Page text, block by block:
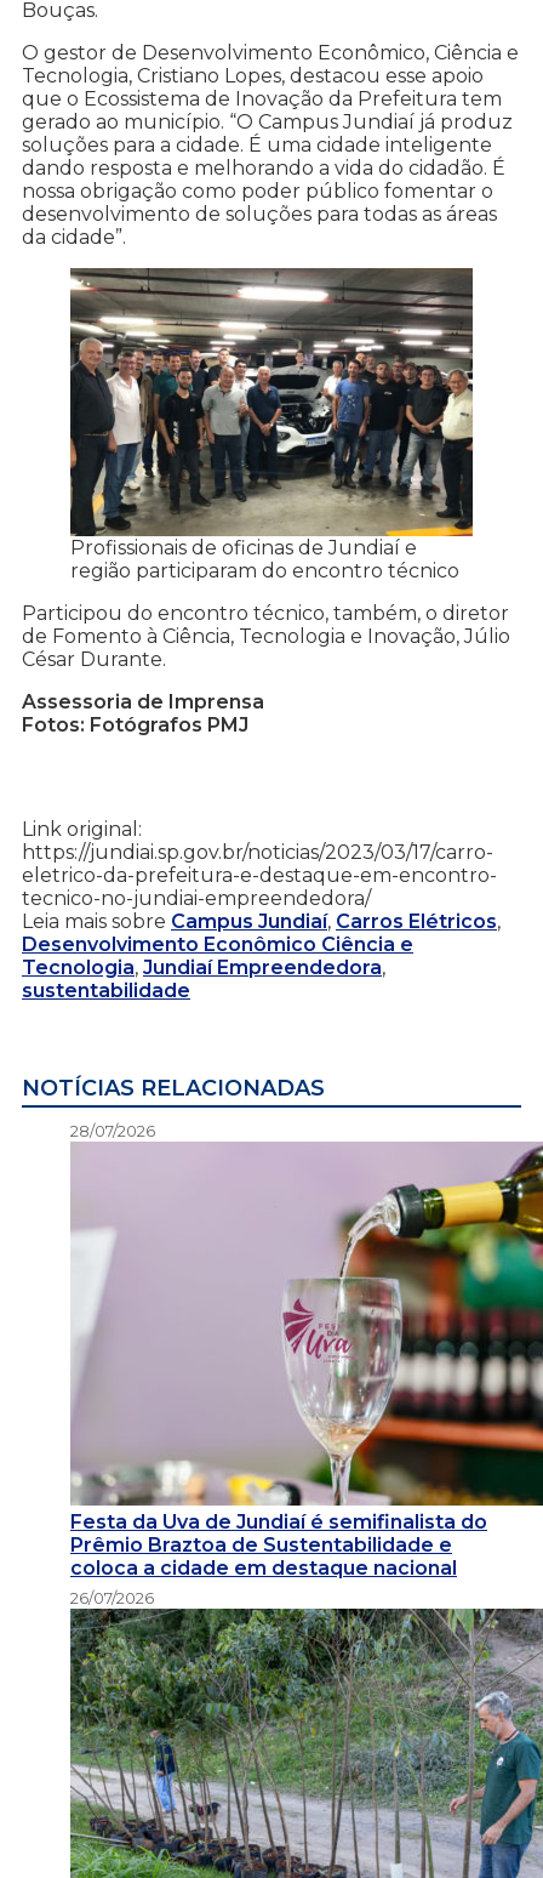
Bouças.
O gestor de Desenvolvimento Econômico, Ciência e
Tecnologia, Cristiano Lopes, destacou esse apoio
que o Ecossistema de Inovação da Prefeitura tem
gerado ao município. “O Campus Jundiaí já produz
soluções para a cidade. É uma cidade inteligente
dando resposta e melhorando a vida do cidadão. É
nossa obrigação como poder público fomentar o
desenvolvimento de soluções para todas as áreas
da cidade”.
Profissionais de oficinas de Jundiaí e
região participaram do encontro técnico
Participou do encontro técnico, também, o diretor
de Fomento à Ciência, Tecnologia e Inovação, Júlio
César Durante.
Assessoria de Imprensa
Fotos: Fotógrafos PMJ
Link original:
https://jundiai.sp.gov.br/noticias/2023/03/17/carro-
eletrico-da-prefeitura-e-destaque-em-encontro-
tecnico-no-jundiai-empreendedora/
Leia mais sobre Campus Jundiaí, Carros Elétricos,
Desenvolvimento Econômico Ciência e
Tecnologia, Jundiaí Empreendedora,
sustentabilidade
NOTÍCIAS RELACIONADAS
28/07/2026
Festa da Uva de Jundiaí é semifinalista do
Prêmio Braztoa de Sustentabilidade e
coloca a cidade em destaque nacional
26/07/2026